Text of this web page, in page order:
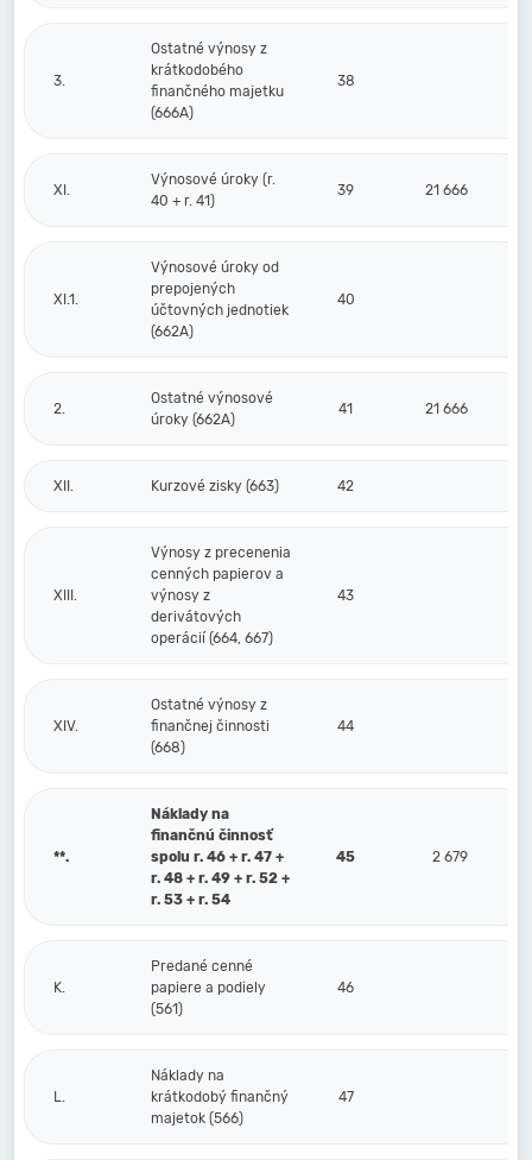
3.
Ostatné výnosy z
krátkodobého
finančného majetku
(666A)
38
XI.
Výnosové úroky (r.
40 + r. 41)
39 21 666
XI.1.
Výnosové úroky od
prepojených
účtovných jednotiek
(662A)
40
2.
Ostatné výnosové
úroky (662A)
41 21 666
XII. Kurzové zisky (663) 42
XIII.
Výnosy z precenenia
cenných papierov a
výnosy z
derivátových
operácií (664, 667)
43
XIV.
Ostatné výnosy z
finančnej činnosti
(668)
44
**.
Náklady na
finančnú činnosť
spolu r. 46 + r. 47 +
r. 48 + r. 49 + r. 52 +
r. 53 + r. 54
45 2 679
K.
Predané cenné
papiere a podiely
(561)
46
L.
Náklady na
krátkodobý finančný
majetok (566)
47